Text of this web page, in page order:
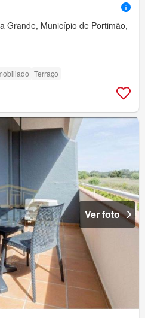
Grande, Município de Portimão,
Terraço
Ver foto